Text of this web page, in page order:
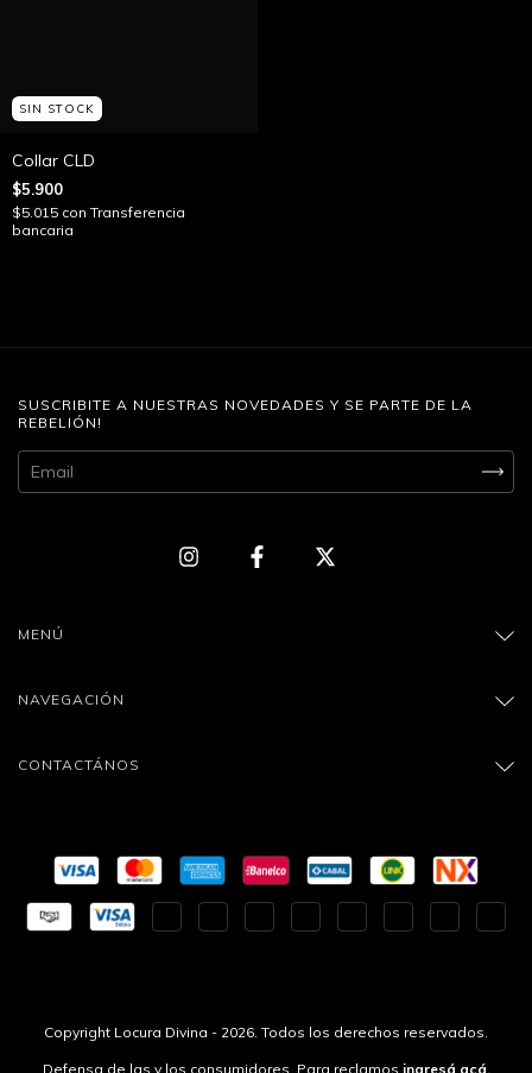
SIN STOCK
Collar CLD
$5.900
$5.015 con Transferencia
bancaria
SUSCRIBITE A NUESTRAS NOVEDADES Y SE PARTE DE LA
REBELIÓN!
MENÚ
NAVEGACIÓN
CONTACTÁNOS